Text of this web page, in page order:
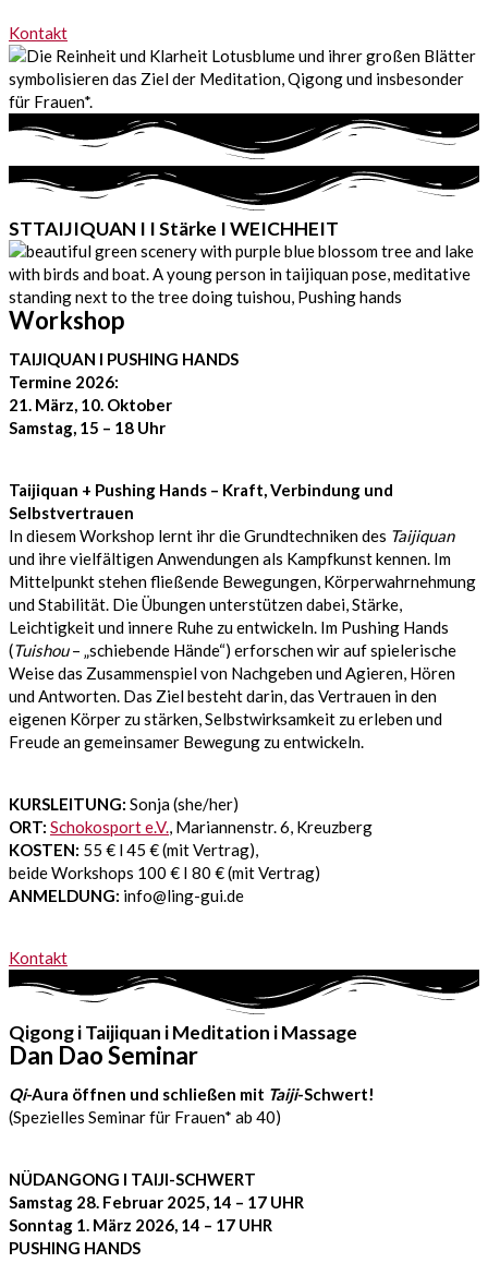
Kontakt
STTAIJIQUAN I I Stärke I WEICHHEIT
Workshop
TAIJIQUAN I PUSHING HANDS
Termine 2026:
21. März, 10. Oktober
Samstag, 15 – 18 Uhr
Taijiquan + Pushing Hands – Kraft, Verbindung und
Selbstvertrauen
In diesem Workshop lernt ihr die Grundtechniken des Taijiquan
und ihre vielfältigen Anwendungen als Kampfkunst kennen. Im
Mittelpunkt stehen fließende Bewegungen, Körperwahrnehmung
und Stabilität. Die Übungen unterstützen dabei, Stärke,
Leichtigkeit und innere Ruhe zu entwickeln. Im Pushing Hands
(Tuishou– „schiebende Hände“) erforschen wir auf spielerische
Weise das Zusammenspiel von Nachgeben und Agieren, Hören
und Antworten. Das Ziel besteht darin, das Vertrauen in den
eigenen Körper zu stärken, Selbstwirksamkeit zu erleben und
Freude an gemeinsamer Bewegung zu entwickeln.
KURSLEITUNG: Sonja (she/her)
ORT: Schokosport e.V., Mariannenstr. 6, Kreuzberg
KOSTEN: 55 € l 45 € (mit Vertrag),
beide Workshops 100 € I 80 € (mit Vertrag)
ANMELDUNG: info@ling-gui.de
Kontakt
Qigong i Taijiquan i Meditation i Massage
Dan Dao Seminar
Qi-Aura öffnen und schließen mit Taiji-Schwert!
(Spezielles Seminar für Frauen* ab 40)
NÜDANGONG I TAIJI-SCHWERT
Samstag 28. Februar 2025, 14 – 17 UHR
Sonntag 1. März 2026, 14 – 17 UHR
PUSHING HANDS